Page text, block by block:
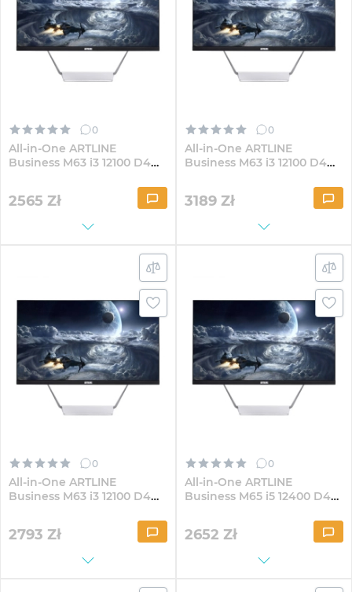
0
All-in-One ARTLINE
Business M63 i3 12100 D4
2565 Zł
0
All-in-One ARTLINE
Business M63 i3 12100 D4
3189 Zł
0
All-in-One ARTLINE
Business M63 i3 12100 D4
2793 Zł
0
All-in-One ARTLINE
Business M65 i5 12400 D4
2652 Zł